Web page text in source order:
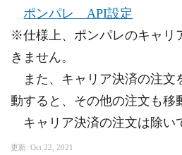
ポンパレ API設定
※仕様上、ポンパレのキャリ
きません。
また、キャリア決済の注文
動すると、その他の注文も移
キャリア決済の注文は除い
更新: Oct 22, 2021